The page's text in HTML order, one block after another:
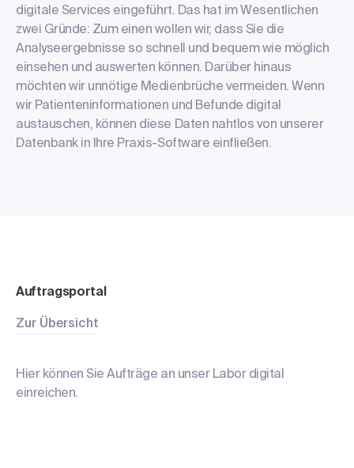
digitale Services eingeführt. Das hat im Wesentlichen
zwei Gründe: Zum einen wollen wir, dass Sie die
Analyseergebnisse so schnell und bequem wie möglich
einsehen und auswerten können. Darüber hinaus
möchten wir unnötige Medienbrüche vermeiden. Wenn
wir Patienteninformationen und Befunde digital
austauschen, können diese Daten nahtlos von unserer
Datenbank in Ihre Praxis-Software einfließen.
Auftragsportal
Zur Übersicht
Hier können Sie Aufträge an unser Labor digital
einreichen.